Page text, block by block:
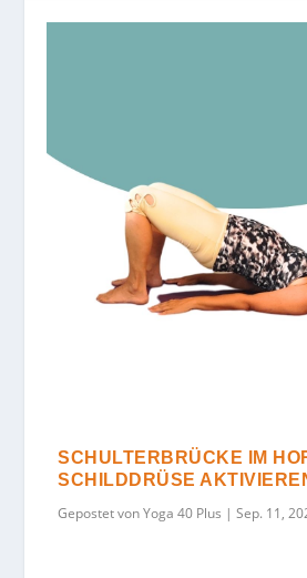
SCHULTERBRÜCKE IM
SCHILDDRÜSE
Gepostet vonYoga 40 Plus |Sep. 11,